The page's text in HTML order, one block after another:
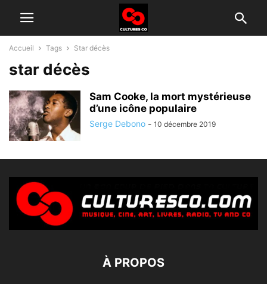
Accueil Tags Star décès
star décès
Sam Cooke, la mort mystérieuse
d’une icône populaire
Serge Debono - 10 décembre 2019
À PROPOS